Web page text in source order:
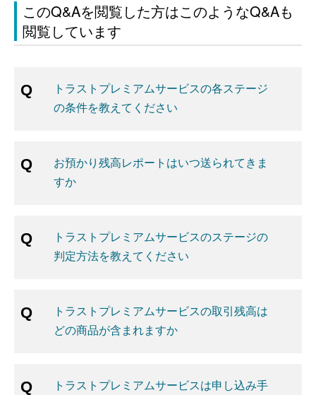
このQ&Aを閲覧した方はこのようなQ&Aも
閲覧しています
トラストプレミアムサービスの各ステージ
の条件を教えてください
お預かり残高レポートはいつ送られてきま
すか
トラストプレミアムサービスのステージの
判定方法を教えてください
トラストプレミアムサービスの取引残高は
どの商品が含まれますか
トラストプレミアムサービスは申し込み手